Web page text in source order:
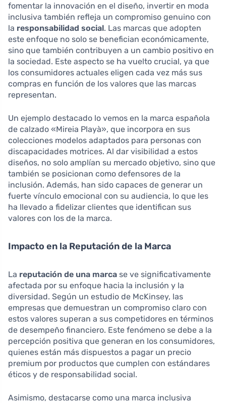
fomentar la innovación en el diseño, invertir en moda
inclusiva también refleja un compromiso genuino con
la responsabilidad social. Las marcas que adopten
este enfoque no solo se benefician económicamente,
sino que también contribuyen a un cambio positivo en
la sociedad. Este aspecto se ha vuelto crucial, ya que
los consumidores actuales eligen cada vez más sus
compras en función de los valores que las marcas
representan.
Un ejemplo destacado lo vemos en la marca española
de calzado «Mireia Playà», que incorpora en sus
colecciones modelos adaptados para personas con
discapacidades motrices. Al dar visibilidad a estos
diseños, no solo amplían su mercado objetivo, sino que
también se posicionan como defensores de la
inclusión. Además, han sido capaces de generar un
fuerte vínculo emocional con su audiencia, lo que les
ha llevado a fidelizar clientes que identifican sus
valores con los de la marca.
Impacto en la Reputación de la Marca
La reputación de una marca se ve significativamente
afectada por su enfoque hacia la inclusión y la
diversidad. Según un estudio de McKinsey, las
empresas que demuestran un compromiso claro con
estos valores superan a sus competidores en términos
de desempeño financiero. Este fenómeno se debe a la
percepción positiva que generan en los consumidores,
quienes están más dispuestos a pagar un precio
premium por productos que cumplen con estándares
éticos y de responsabilidad social.
Asimismo, destacarse como una marca inclusiva